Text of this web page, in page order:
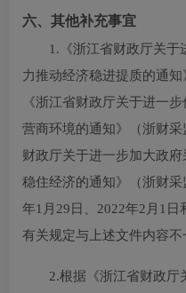
六、其他补充事宜
1.《浙江省财政厅关于
力推动经济稳进提质的通知
《浙江省财政厅关于进一
营商环境的通知》（浙财
财政厅关于进一步加大政
稳住经济的通知》（浙财
年1月29日、2022年2月1日
有关规定与上述文件内容不
2.根据《浙江省财政厅